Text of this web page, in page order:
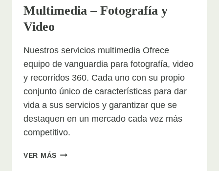
Multimedia – Fotografía y
Video
Nuestros servicios multimedia Ofrece
equipo de vanguardia para fotografía, video
y recorridos 360. Cada uno con su propio
conjunto único de características para dar
vida a sus servicios y garantizar que se
destaquen en un mercado cada vez más
competitivo.
VER MÁS MULTIMEDIA